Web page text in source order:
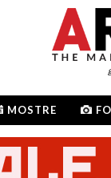
MOSTRE